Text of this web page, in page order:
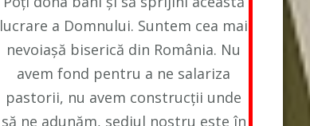
lucrare a Domnului. Suntem cea mai
nevoiașă biserică din România. Nu
avem fond pentru a ne salariza
pastorii, nu avem construcții unde
să ne adunăm, sediul nostru este în